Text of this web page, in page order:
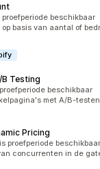
proefperiode beschikbaar
basis van aantal of
B Testing
beschikbaar
met A/B-
Pricing
proefperiode beschikbaar
concurrenten in de